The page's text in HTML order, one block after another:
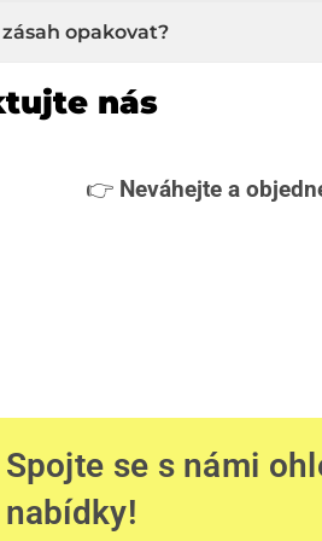
opakovat?
nás
👉 Neváhejte a
Spojte se s námi
nabídky!